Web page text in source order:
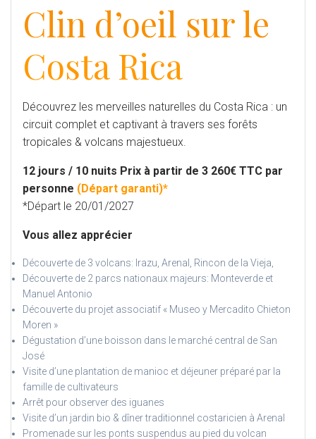
Clin d’oeil sur le
Costa Rica
Découvrez les merveilles naturelles du Costa Rica : un
circuit complet et captivant à travers ses forêts
tropicales & volcans majestueux.
12 jours / 10 nuits Prix à partir de 3 260€ TTC par
personne (Départ garanti)*
*Départ le 20/01/2027
Vous allez apprécier
Découverte de 3 volcans: Irazu, Arenal, Rincon de la Vieja,
Découverte de 2 parcs nationaux majeurs: Monteverde et
Manuel Antonio
Découverte du projet associatif « Museo y Mercadito Chieton
Moren »
Dégustation d’une boisson dans le marché central de San
José
Visite d’une plantation de manioc et déjeuner préparé par la
famille de cultivateurs
Arrêt pour observer des iguanes
Visite d’un jardin bio & dîner traditionnel costaricien à Arenal
Promenade sur les ponts suspendus au pied du volcan